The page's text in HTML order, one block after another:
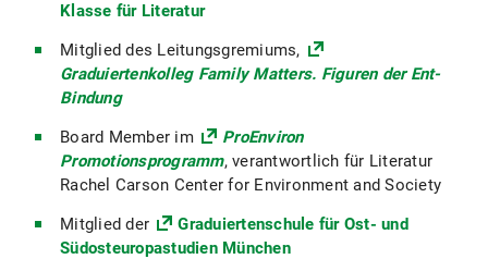
Klasse für Literatur
Mitglied des Leitungsgremiums,
Graduiertenkolleg Family Matters. Figuren der Ent-
Bindung
Board Member im
ProEnviron
Promotionsprogramm, verantwortlich für Literatur
Rachel Carson Center for Environment and Society
Mitglied der
Graduiertenschule für Ost- und
Südosteuropastudien München